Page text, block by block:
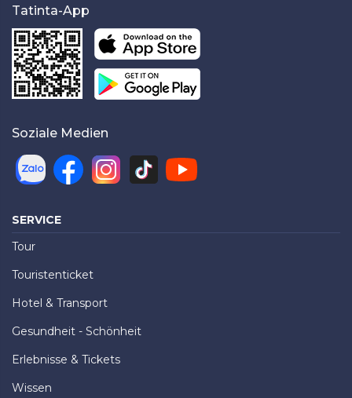
Tatinta-App
Soziale Medien
SERVICE
Tour
Touristenticket
Hotel & Transport
Gesundheit - Schönheit
Erlebnisse & Tickets
Wissen